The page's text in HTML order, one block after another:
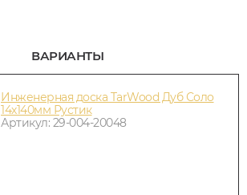
ВАРИАНТЫ
Инженерная доска TarWood Дуб Соло
14х140мм Рустик
Артикул: 29-004-20048